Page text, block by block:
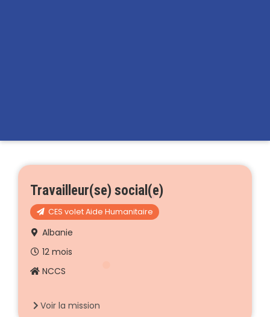
Travailleur(se) social(e)
CES volet Aide Humanitaire
Albanie
12 mois
NCCS
Voir la mission